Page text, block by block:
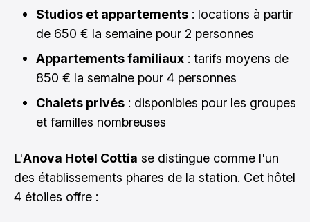
Studios et appartements : locations à partir
de 650 € la semaine pour 2 personnes
Appartements familiaux : tarifs moyens de
850 € la semaine pour 4 personnes
Chalets privés : disponibles pour les groupes
et familles nombreuses
L'Anova Hotel Cottia se distingue comme l'un
des établissements phares de la station. Cet hôtel
4 étoiles offre :